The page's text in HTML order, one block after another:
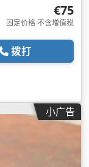
€75
固定价格 不含增值税
拨打
小广告